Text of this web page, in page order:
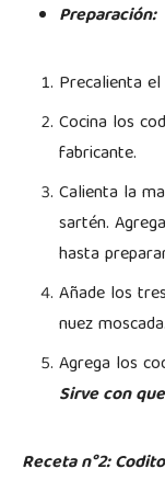
Preparación:
Precalienta
Cocina los
fabricante.
Calienta la
sartén.
hasta
Añade los
nuez moscada.
Agrega los
Sirve con
Receta n°2: